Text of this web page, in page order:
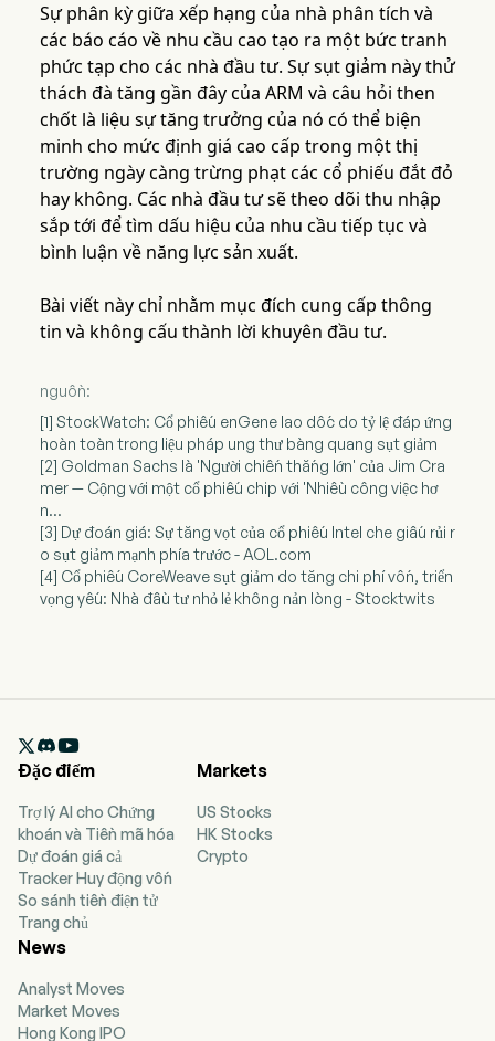
Sự phân kỳ giữa xếp hạng của nhà phân tích và
các báo cáo về nhu cầu cao tạo ra một bức tranh
phức tạp cho các nhà đầu tư. Sự sụt giảm này thử
thách đà tăng gần đây của ARM và câu hỏi then
chốt là liệu sự tăng trưởng của nó có thể biện
minh cho mức định giá cao cấp trong một thị
trường ngày càng trừng phạt các cổ phiếu đắt đỏ
hay không. Các nhà đầu tư sẽ theo dõi thu nhập
sắp tới để tìm dấu hiệu của nhu cầu tiếp tục và
bình luận về năng lực sản xuất.
Bài viết này chỉ nhằm mục đích cung cấp thông
tin và không cấu thành lời khuyên đầu tư.
nguồn:
[1] StockWatch: Cổ phiếu enGene lao dốc do tỷ lệ đáp ứng
hoàn toàn trong liệu pháp ung thư bàng quang sụt giảm
[2] Goldman Sachs là 'Người chiến thắng lớn' của Jim Cra
mer — Cộng với một cổ phiếu chip với 'Nhiều công việc hơ
n...
[3] Dự đoán giá: Sự tăng vọt của cổ phiếu Intel che giấu rủi r
o sụt giảm mạnh phía trước - AOL.com
[4] Cổ phiếu CoreWeave sụt giảm do tăng chi phí vốn, triển
vọng yếu: Nhà đầu tư nhỏ lẻ không nản lòng - Stocktwits

Đặc điểm
Trợ lý AI cho Chứng
khoán và Tiền mã hóa
Dự đoán giá cả
Tracker Huy động vốn
So sánh tiền điện tử
Trang chủ
Markets
US Stocks
HK Stocks
Crypto
News
Analyst Moves
Market Moves
Hong Kong IPO